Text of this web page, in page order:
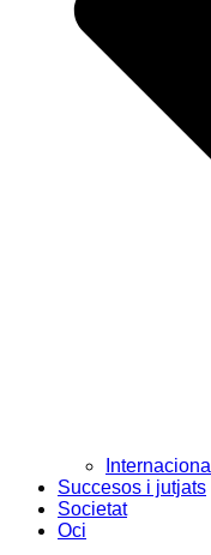
Internacional
Succesos i jutjats
Societat
Oci